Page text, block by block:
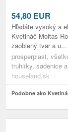
54,80 EUR
Hľadáte vysoký a
Kvetináč Moltas
zaoblený tvar a u...
prosperplast,
truhlíky, sadenice
houseland.sk
Podobne ako